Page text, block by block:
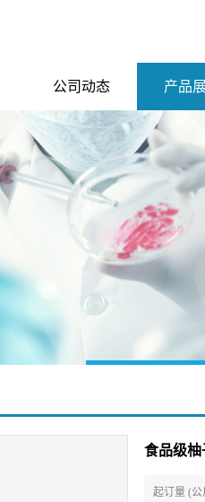
公司动态 产品
食品级柚
起订量 (公